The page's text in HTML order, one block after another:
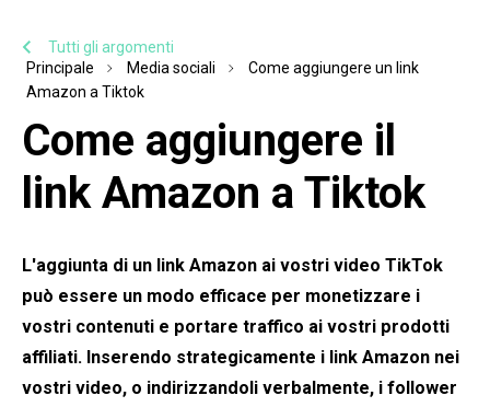
Tutti gli argomenti
Principale
Media sociali
Come aggiungere un link
Amazon a Tiktok
Come aggiungere il
link Amazon a Tiktok
L'aggiunta di un link Amazon ai vostri video TikTok
può essere un modo efficace per monetizzare i
vostri contenuti e portare traffico ai vostri prodotti
affiliati. Inserendo strategicamente i link Amazon nei
vostri video, o indirizzandoli verbalmente, i follower